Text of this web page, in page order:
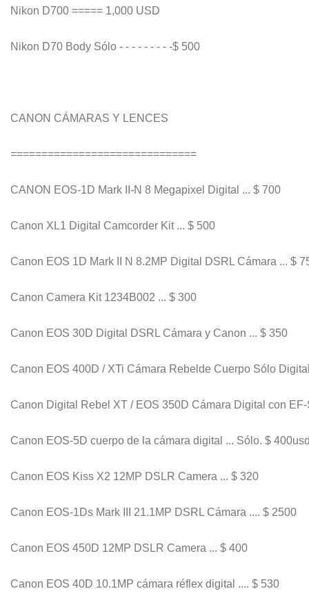
Nikon D700 ===== 1,000 USD
Nikon D70 Body Sólo - - - - - - - - -$ 500
CANON CÁMARAS Y LENCES
==============================
CANON EOS-1D Mark II-N 8 Megapixel Digital ... $ 700
Canon XL1 Digital Camcorder Kit ... $ 500
Canon EOS 1D Mark II N 8.2MP Digital DSRL Cámara ... $
Canon Camera Kit 1234B002 ... $ 300
Canon EOS 30D Digital DSRL Cámara y Canon ... $ 350
Canon EOS 400D / XTi Cámara Rebelde Cuerpo Sólo
Canon Digital Rebel XT / EOS 350D Cámara Digital con
Canon EOS-5D cuerpo de la cámara digital ... Sólo. $
Canon EOS Kiss X2 12MP DSLR Camera ... $ 320
Canon EOS-1Ds Mark III 21.1MP DSRL Cámara .... $ 2500
Canon EOS 450D 12MP DSLR Camera ... $ 400
Canon EOS 40D 10.1MP cámara réflex digital .... $ 530